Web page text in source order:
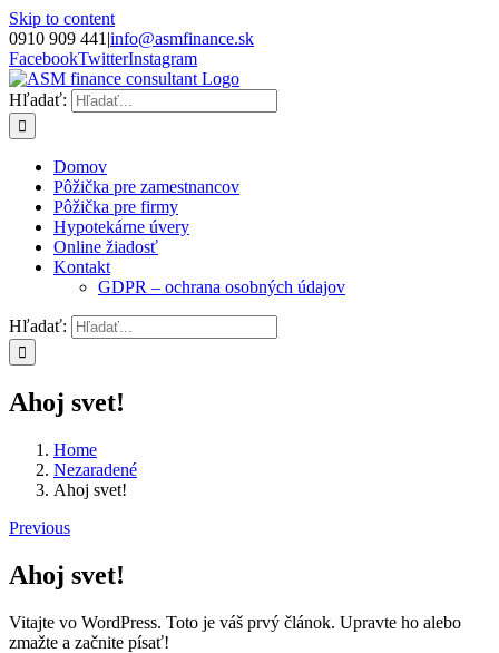
Skip to content
0910 909 441 |info@asmfinance.sk
FacebookTwitterInstagram
Hľadať:
Domov
Pôžička pre zamestnancov
Pôžička pre firmy
Hypotekárne úvery
Online žiadosť
Kontakt
GDPR – ochrana osobných údajov
Hľadať:
Ahoj svet!
Home
Nezaradené
Ahoj svet!
Previous
Ahoj svet!
Vitajte vo WordPress. Toto je váš prvý článok. Upravte ho alebo
zmažte a začnite písať!